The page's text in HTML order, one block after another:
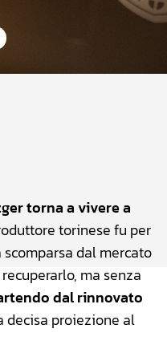
torna a vivere a
torinese fu per
dal mercato
ma senza
dal rinnovato
decisa proiezione al